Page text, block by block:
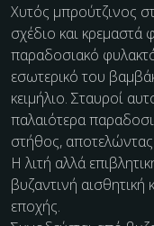
Χυτός μπρούτζινος
σχέδιο και κρεμαστά
παραδοσιακό
εσωτερικό του
κειμήλιο. Σταυροί
παλαιότερα
στήθος,
Η λιτή αλλά
βυζαντινή αισθητική
εποχής.